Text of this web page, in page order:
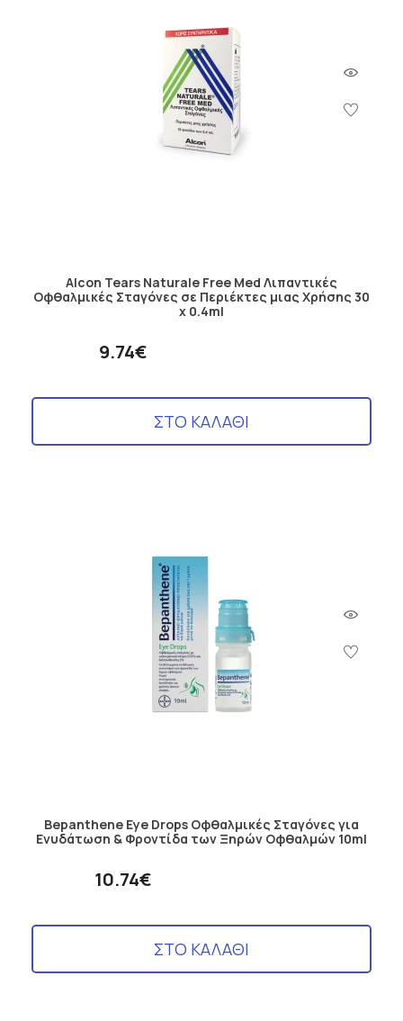
Alcon Tears Naturale Free Med Λιπαντικές
Οφθαλμικές Σταγόνες σε Περιέκτες μιας Χρήσης 30
x 0.4ml
9.74€
ΣΤΟ ΚΑΛΑΘΙ
Bepanthene Eye Drops Οφθαλμικές Σταγόνες για
Ενυδάτωση & Φροντίδα των Ξηρών Οφθαλμών 10ml
10.74€
ΣΤΟ ΚΑΛΑΘΙ